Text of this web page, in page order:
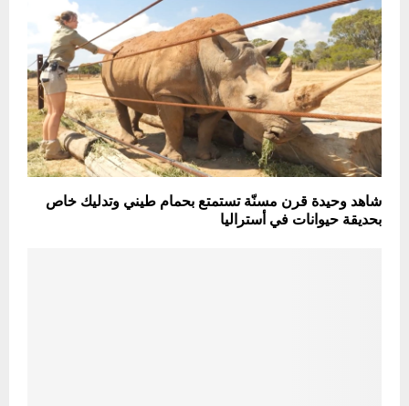
شاهد وحيدة قرن مسنّة تستمتع بحمام طيني وتدليك خاص
بحديقة حيوانات في أستراليا